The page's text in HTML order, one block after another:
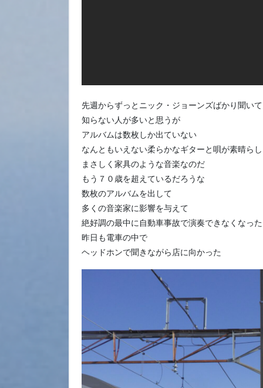
先週からずっとニック・ジョーンズばかり聞い
知らない人が多いと思うが
アルバムは数枚しか出ていない
なんともいえない柔らかなギターと唄が素晴ら
まさしく家具のような音楽なのだ
もう７０歳を超えているだろうな
数枚のアルバムを出して
多くの音楽家に影響を与えて
絶好調の最中に自動車事故で演奏できなくなった
昨日も電車の中で
ヘッドホンで聞きながら店に向かった